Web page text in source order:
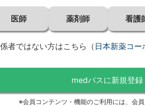
医師 薬剤師 看護
者ではない方はこちら （ 日本新薬コー
medパスに新規登録
※会員コンテンツ・機能のご利用には、会